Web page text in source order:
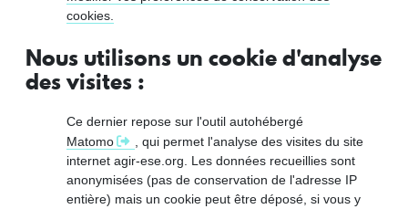
cookies.
Nous utilisons un cookie d'analyse
des visites :
Ce dernier repose sur l'outil autohébergé
Matomo
, qui permet l'analyse des visites du site
internet agir-ese.org. Les données recueillies sont
anonymisées (pas de conservation de l'adresse IP
entière) mais un cookie peut être déposé, si vous y